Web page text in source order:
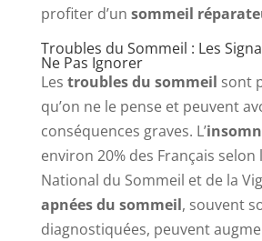
profiter d’un sommeil
Troubles du Sommeil : Les
Ne Pas Ignorer
Les troubles du sommeil sont
qu’on ne le pense et peuvent
conséquences graves. L’
environ 20% des Français selon
National du Sommeil et de la
apnées du sommeil, souvent
diagnostiquées, peuvent